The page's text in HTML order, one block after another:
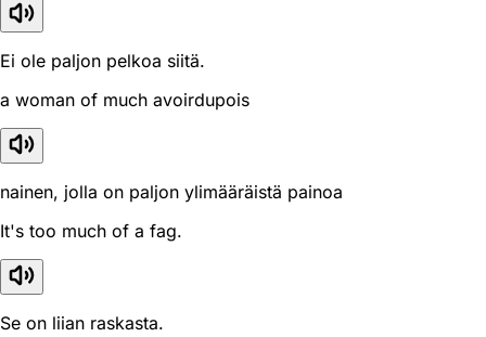
Ei ole paljon pelkoa siitä.
a woman of much avoirdupois
nainen, jolla on paljon ylimääräistä painoa
It's too much of a fag.
Se on liian raskasta.